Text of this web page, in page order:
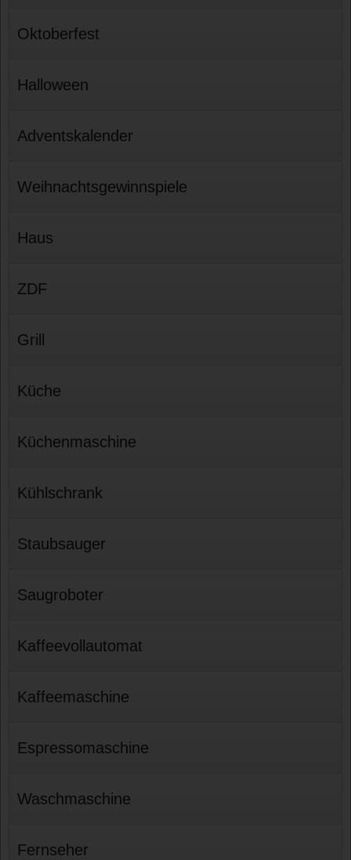
Oktoberfest
Halloween
Adventskalender
Weihnachtsgewinnspiele
Haus
ZDF
Grill
Küche
Küchenmaschine
Kühlschrank
Staubsauger
Saugroboter
Kaffeevollautomat
Kaffeemaschine
Espressomaschine
Waschmaschine
Fernseher